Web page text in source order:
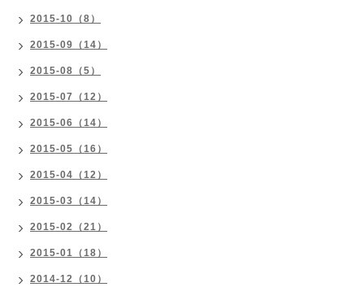
2015-10（8）
2015-09（14）
2015-08（5）
2015-07（12）
2015-06（14）
2015-05（16）
2015-04（12）
2015-03（14）
2015-02（21）
2015-01（18）
2014-12（10）